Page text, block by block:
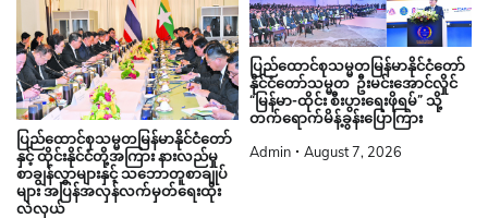
ပြည်ထောင်စုသမ္မတမြန်မာနိုင်ငံတော်
နှင့် ထိုင်းနိုင်ငံတို့အကြား နားလည်မှု
စာချွန်လွှာများနှင့် သဘောတူစာချုပ်
များ အပြန်အလှန်လက်မှတ်ရေးထိုး
လဲလှယ်
ပြည်ထောင်စုသမ္မတမြန်မာနိုင်ငံတော်
နိုင်ငံတော်သမ္မတ ဦးမင်းအောင်လှိုင်
“မြန်မာ-ထိုင်း စီးပွားရေးဖိုရမ်” သို့
တက်ရောက်မိန့်ခွန်းပြောကြား
Admin August 7, 2026